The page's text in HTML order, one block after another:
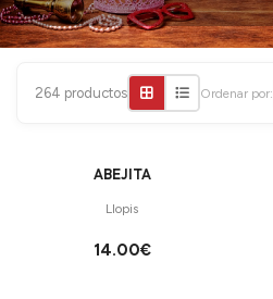
264 productos Ordenar por:
+
ABEJITA
Llopis
14.00€